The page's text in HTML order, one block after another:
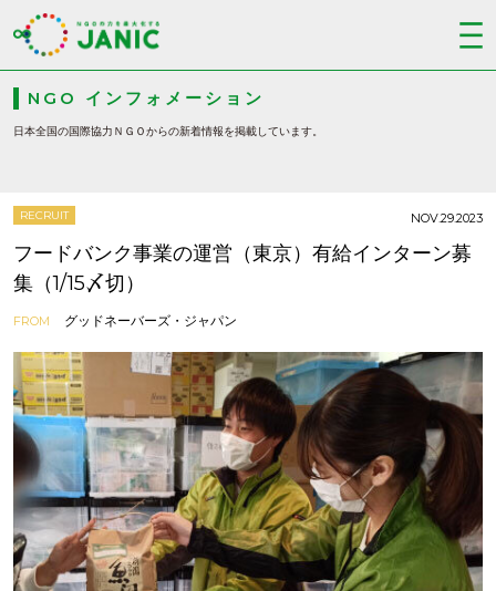
NGO インフォメーション
日本全国の国際協力ＮＧＯからの新着情報を掲載しています。
RECRUIT
フードバンク事業の運営（東京）有給インターン募
集（1/15〆切）
FROM グッドネーバーズ・ジャパン
NOV.29.2023